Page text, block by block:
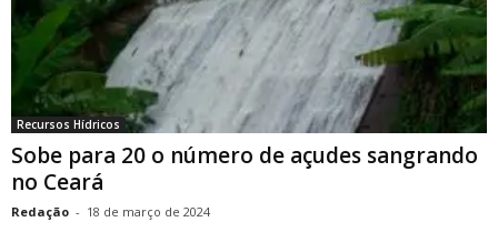
Recursos Hídricos
Sobe para 20 o número de açudes sangrando
no Ceará
Redação - 18 de março de 2024